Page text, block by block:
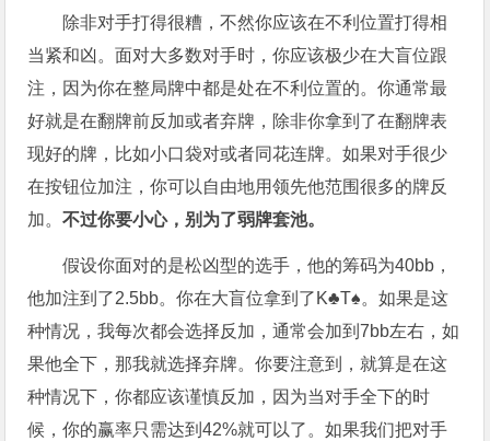
除非对手打得很糟，不然你应该在不利位置打得相
当紧和凶。面对大多数对手时，你应该极少在大盲位跟
注，因为你在整局牌中都是处在不利位置的。你通常最
好就是在翻牌前反加或者弃牌，除非你拿到了在翻牌表
现好的牌，比如小口袋对或者同花连牌。如果对手很少
在按钮位加注，你可以自由地用领先他范围很多的牌反
加。不过你要小心，别为了弱牌套池。
假设你面对的是松凶型的选手，他的筹码为40bb，
他加注到了2.5bb。你在大盲位拿到了K♣T♠。如果是这
种情况，我每次都会选择反加，通常会加到7bb左右，如
果他全下，那我就选择弃牌。你要注意到，就算是在这
种情况下，你都应该谨慎反加，因为当对手全下的时
候，你的赢率只需达到42%就可以了。如果我们把对手